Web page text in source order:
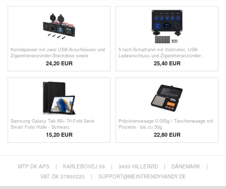
Kombipaneel mit zwei USB-Anschlüssen und
Zigarettenanzünder-Steckdose sowie
digitalem Voltmeter für Boote, Wohnmobile
24,20 EUR
5-fach-Schalttafel mit Voltmeter, USB-
Ladeanschluss und Zigarettenanzünder-
Steckdose für Wohnmobile, Boote und
25,40EUR
Samsung Galaxy Tab A9+ Tri-Fold Serie
Smart Folio Hülle - Schwarz
15,20 EUR
Präzisionswaage 0.005g / Taschenwaage mit
Pinzette - bis zu 50g
22,80 EUR
MTP DK APS | KARLEBOVEJ 59 | 3400 HILLERØD | DÄNEMARK
|
VAT: DK 37860220
| SUPPORT@MEINTRENDYHANDY.DE